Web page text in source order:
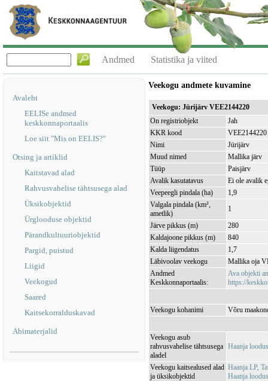
Andmed Statistika ja viited
Avaleht
EELISe andmed
keskkonnaportaalis
Loe siit "Mis on EELIS?"
Otsing ja artiklid
Kaitstavad alad
Rahvusvahelise tähtsusega alad
Üksikobjektid
Ürglooduse objektid
Pärandkultuuriobjektid
Pargid, puistud
Liigid
Veekogud
Saared
Kaitsekorralduskavad
Abimaterjalid
Veekogu andmete kuvamine
Veekogu: Jürijärv VEE2144220
On registriobjekt
Jah
KKR kood
VEE2144220
Nimi
Jürijärv
Muud nimed
Mallika järv
Tüüp
Paisjärv
Avalik kasutatavus
Ei ole avalik
Veepeegli pindala (ha)
1,9
Valgala pindala (km²,
ametlik)
1
Järve pikkus (m)
280
Kaldajoone pikkus (m)
840
Kalda liigendatus
1,7
Läbivoolav veekogu
Mallika oja
Andmed
Keskkonnaportaalis:
Ava objekti
https://
Veekogu kohanimi Võru
Veekogu asub
rahvusvahelise tähtsusega
aladel
Haanja
Veekogu kaitsealused alad
ja üksikobjektid
Haanja LP,
Haanja